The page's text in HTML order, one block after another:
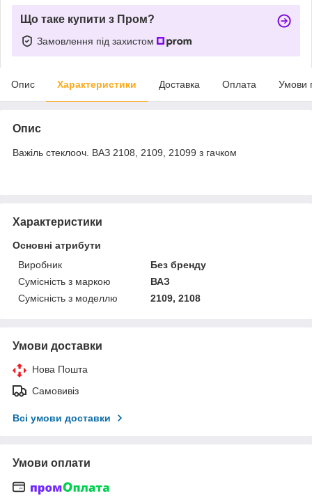
Що таке купити з Пром?
Замовлення під захистом
Опис Характеристики Доставка Оплата Умови
Опис
Важіль стеклооч. ВАЗ 2108, 2109, 21099 з гачком
Характеристики
Основні атрибути
Виробник
Без бренду
Сумісність з маркою
ВАЗ
Сумісність з моделлю
2109, 2108
Умови доставки
Нова Пошта
Самовивіз
Всі умови доставки
Умови оплати